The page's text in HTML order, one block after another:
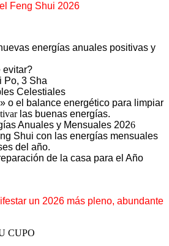
Feng Shui 2026
energías anuales positivas y
evitar?
Po, 3 Sha
Celestiales
o el balance energético para limpiar
las buenas energías.
Anuales y Mensuales 2026
Shui con las energías mensuales
del año.
de la casa para el Año
un 2026 más pleno, abundante
CUPO